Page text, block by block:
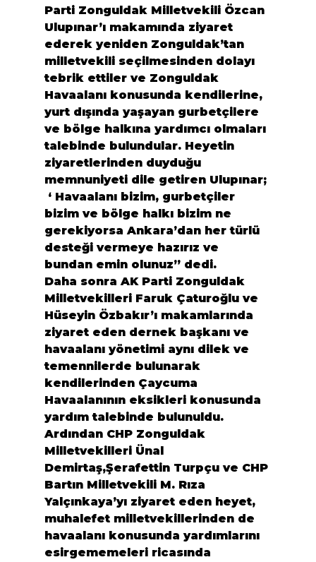
Parti Zonguldak Milletvekili Özcan
Ulupınar’ı makamında ziyaret
ederek yeniden Zonguldak’tan
milletvekili seçilmesinden dolayı
tebrik ettiler ve Zonguldak
Havaalanı konusunda kendilerine,
yurt dışında yaşayan gurbetçilere
ve bölge halkına yardımcı olmaları
talebinde bulundular. Heyetin
ziyaretlerinden duyduğu
memnuniyeti dile getiren Ulupınar;
bizim ve bölge halkı bizim ne
gerekiyorsa Ankara’dan her türlü
desteği vermeye hazırız ve
bundan emin olunuz” dedi.
Daha sonra AK Parti Zonguldak
Milletvekilleri Faruk Çaturoğlu ve
Hüseyin Özbakır’ı makamlarında
ziyaret eden dernek başkanı ve
havaalanı yönetimi aynı dilek ve
temennilerde bulunarak
kendilerinden Çaycuma
Havaalanının eksikleri konusunda
yardım talebinde bulunuldu.
Ardından CHP Zonguldak
Milletvekilleri Ünal
Demirtaş,Şerafettin Turpçu ve CHP
Bartın Milletvekili M. Rıza
Yalçınkaya’yı ziyaret eden heyet,
muhalefet milletvekillerinden de
havaalanı konusunda yardımlarını
esirgememeleri ricasında